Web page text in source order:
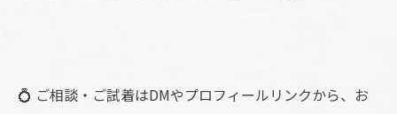
💍 ご相談・ご試着はDMやプロフィールリンクから、お